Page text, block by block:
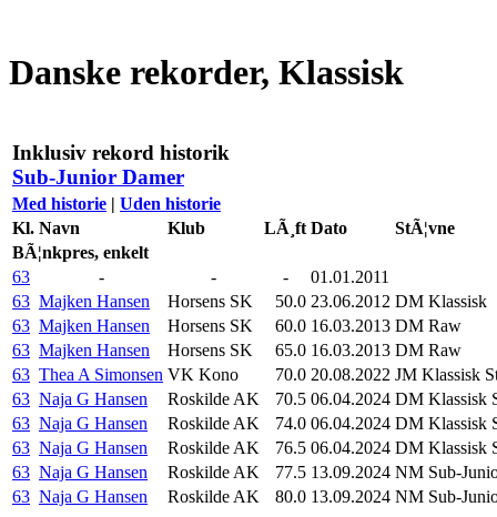
Danske rekorder, Klassisk
Inklusiv rekord historik
Sub-Junior Damer
Med historie | Uden historie
Kl. Navn Klub LÃ¸ft Dato
StÃ¦vne
BÃ¦nkpres, enkelt
63
- - -
01.01.2011
63 Majken Hansen Horsens SK 50.0 23.06.2012 DM Klassisk
63 Majken Hansen Horsens SK 60.0 16.03.2013 DM Raw
63 Majken Hansen Horsens SK 65.0 16.03.2013 DM Raw
63 Thea A Simonsen VK Kono 70.0 20.08.2022 JM Klassisk
63 Naja G Hansen Roskilde AK 70.5 06.04.2024 DM Klassisk
63 Naja G Hansen Roskilde AK 74.0 06.04.2024 DM Klassisk
63 Naja G Hansen Roskilde AK 76.5 06.04.2024 DM Klassisk
63 Naja G Hansen Roskilde AK 77.5 13.09.2024 NM Sub-
63 Naja G Hansen Roskilde AK 80.0 13.09.2024 NM Sub-